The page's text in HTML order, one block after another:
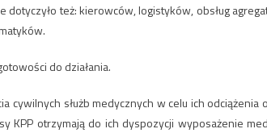
dotyczyło też: kierowców, logistyków, obsług
do działania.
służb medycznych w celu ich odciążenia
KPP otrzymają do ich dyspozycji wyposażenie